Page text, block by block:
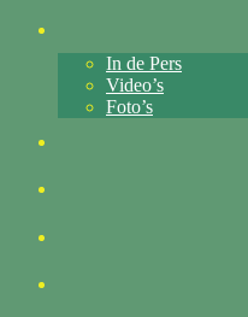
In de Pers
Video’s
Foto’s